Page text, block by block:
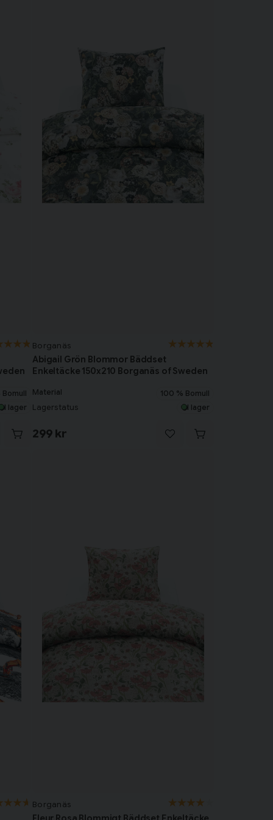
Bomull
I lager
Borganäs
Abigail Grön Blommor Bäddset
Enkeltäcke 150x210 Borganäs of Sweden
Material 100 % Bomull
Lagerstatus I lager
299 kr
Borganäs